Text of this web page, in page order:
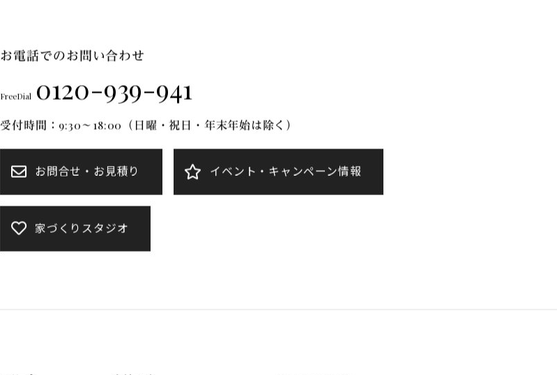
お電話でのお問い合わせ
FreeDial 0120-939-941
受付時間：9:30～18:00（日曜・祝日・年末年始は除く）
お問合せ・お見積り イベント・キャンペーン情報
家づくりスタジオ